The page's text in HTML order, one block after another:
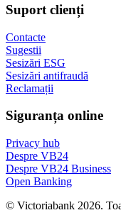
Suport clienți
Contacte
Sugestii
Sesizări ESG
Sesizări antifraudă
Reclamații
Siguranța online
Privacy hub
Despre VB24
Despre VB24 Business
Open Banking
© Victoriabank 2026.